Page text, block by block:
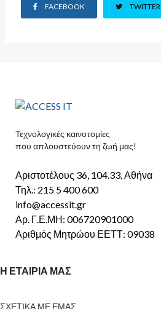
FACEBOOK TWITTER
Τεχνολογικές καινοτομίες
που απλουστεύουν τη ζωή μας!
Αριστοτέλους 36, 104.33, Αθήνα
Τηλ.: 215 5 400 600
info@accessit.gr
Αρ. Γ.Ε.ΜΗ: 006720901000
Αριθμός Μητρώου ΕΕΤΤ: 09038
Η ΕΤΑΙΡΙΑ ΜΑΣ
ΣΧΕΤΙΚΑ ΜΕ ΕΜΑΣ